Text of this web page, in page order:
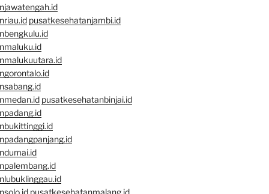
pusatkesehatanjambi.id
pusatkesehatanbinjai.id